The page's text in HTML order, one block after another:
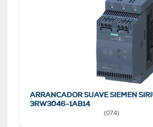
ARRANCADOR SUAVE SIEMEN
3RW3046-1AB14
(074)